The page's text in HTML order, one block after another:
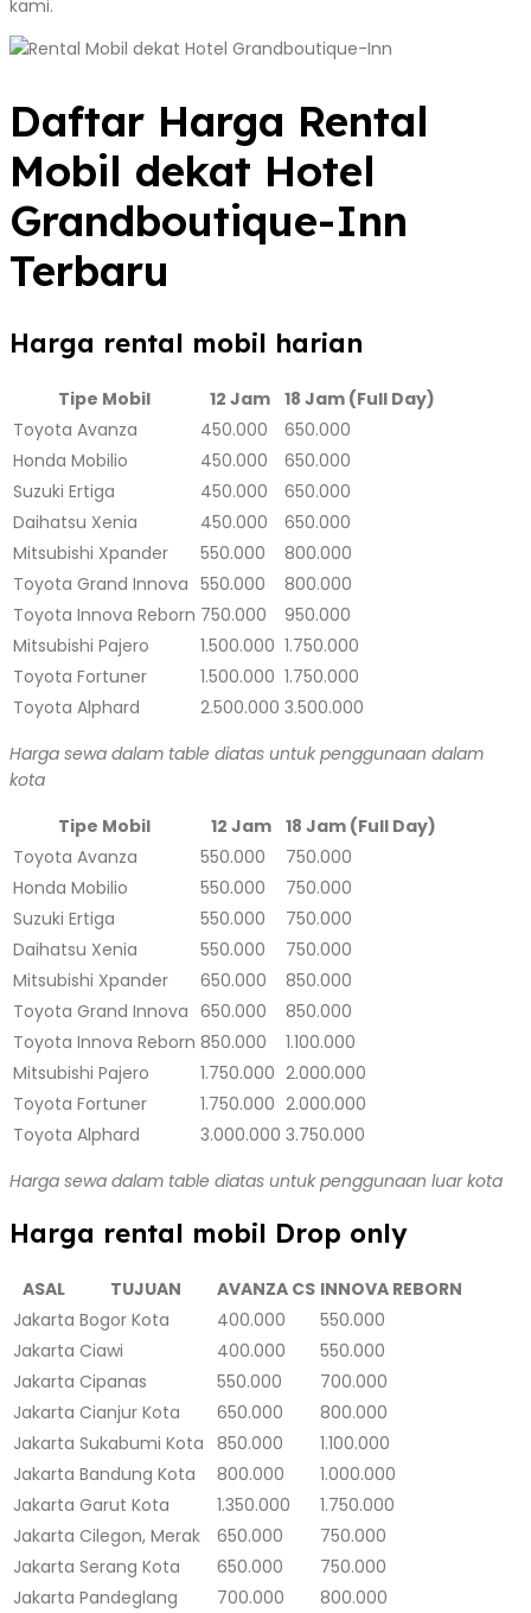
kami.
Daftar Harga Rental
Mobil dekat Hotel
Grandboutique-Inn
Terbaru
Harga rental mobil harian
Tipe Mobil 12 Jam 18 Jam (Full Day)
Toyota Avanza
450.000
650.000
Honda Mobilio
450.000
650.000
Suzuki Ertiga
450.000
650.000
Daihatsu Xenia
450.000
650.000
Mitsubishi Xpander
550.000
800.000
Toyota Grand Innova 550.000
800.000
Toyota Innova Reborn 750.000
950.000
Mitsubishi Pajero
1.500.000 1.750.000
Toyota Fortuner
1.500.000 1.750.000
Toyota Alphard
2.500.000 3.500.000
Harga sewa dalam table diatas untuk penggunaan dalam
kota
Tipe Mobil
12 Jam
18 Jam (Full Day)
Toyota Avanza
550.000
750.000
Honda Mobilio
550.000
750.000
Suzuki Ertiga
550.000
750.000
Daihatsu Xenia
550.000
750.000
Mitsubishi Xpander
650.000
850.000
Toyota Grand Innova 650.000
850.000
Toyota Innova Reborn 850.000
1.100.000
Mitsubishi Pajero
1.750.000 2.000.000
Toyota Fortuner
1.750.000 2.000.000
Toyota Alphard
3.000.000 3.750.000
Harga sewa dalam table diatas untuk penggunaan luar kota
Harga rental mobil Drop only
ASAL TUJUAN AVANZA CS INNOVA REBORN
Jakarta Bogor Kota 400.000
550.000
Jakarta Ciawi 400.000
550.000
Jakarta Cipanas 550.000
700.000
Jakarta Cianjur Kota 650.000
800.000
Jakarta Sukabumi Kota 850.000
1.100.000
Jakarta Bandung Kota 800.000
1.000.000
Jakarta Garut Kota 1.350.000
1.750.000
Jakarta Cilegon, Merak 650.000
750.000
Jakarta Serang Kota 650.000
750.000
Jakarta Pandeglang 700.000
800.000